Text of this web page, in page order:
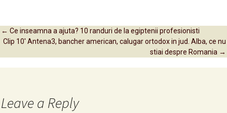
Post navigation
← Ce inseamna a ajuta? 10 randuri de la egiptenii profesionisti
Clip 10′ Antena3, bancher american, calugar ortodox in jud. Alba, ce nu
stiai despre Romania →
Leave a Reply